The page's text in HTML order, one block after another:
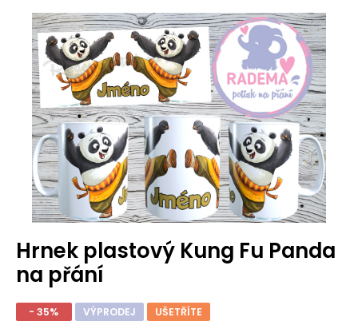
Hrnek plastový Kung Fu Panda
na přání
- 35% VÝPRODEJ UŠETŘÍTE